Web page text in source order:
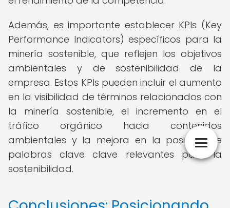
Además, es importante establecer KPIs (Key
Performance Indicators) específicos para la
minería sostenible, que reflejen los objetivos
ambientales y de sostenibilidad de la
empresa. Estos KPIs pueden incluir el aumento
en la visibilidad de términos relacionados con
la minería sostenible, el incremento en el
tráfico orgánico hacia contenidos
ambientales y la mejora en la posición de
palabras clave clave relevantes para la
sostenibilidad.